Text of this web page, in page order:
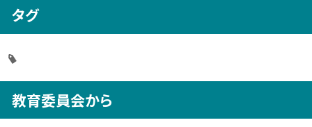
タグ
教育委員会から